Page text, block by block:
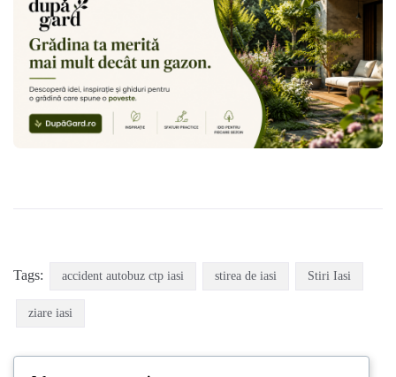
Tags: accident autobuz ctp iasi stirea de iasi Stiri Iasi
ziare iasi